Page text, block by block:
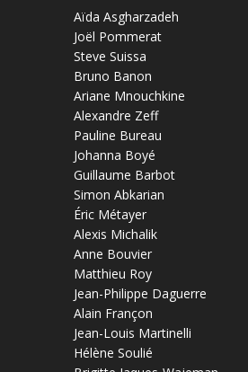
Aïda Asgharzadeh
Joël Pommerat
Steve Suissa
Bruno Banon
Ariane Mnouchkine
Alexandre Zeff
Pauline Bureau
Johanna Boyé
Guillaume Barbot
Simon Abkarian
Éric Métayer
Alexis Michalik
Anne Bouvier
Matthieu Roy
Jean-Philippe Daguerre
Alain Françon
Jean-Louis Martinelli
Hélène Soulié